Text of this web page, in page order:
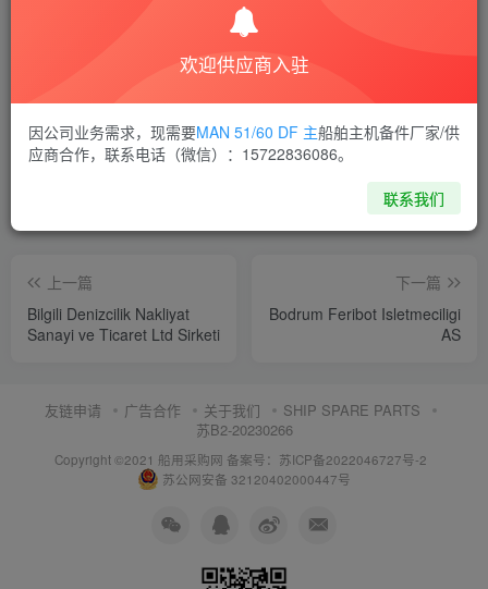
喜欢就支持一下吧
上一篇
Bilgili Denizcilik Nakliyat
Sanayi ve Ticaret Ltd Sirketi
下一篇
Bodrum Feribot Isletmeciligi
AS
友链申请 广告合作 关于我们
SHIP SPARE PARTS
苏B2-20230266
Copyright ©2021 船用采购网 备案号：苏ICP备2022046727号-2
苏公网安备 32120402000447号
欢迎供应商入驻
因公司业务需求，现需要MAN 51/60 DF 主船舶主机备件厂家/供
应商合作，联系电话（微信）：15722836086。
联系我们